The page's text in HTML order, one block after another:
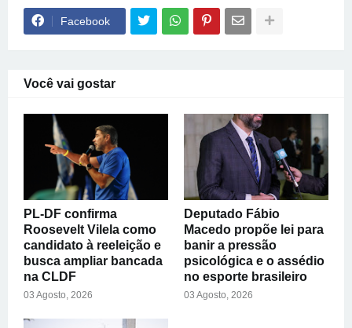
Facebook
Você vai gostar
PL-DF confirma
Roosevelt Vilela como
candidato à reeleição e
busca ampliar bancada
na CLDF
03 Agosto, 2026
Deputado Fábio
Macedo propõe lei para
banir a pressão
psicológica e o assédio
no esporte brasileiro
03 Agosto, 2026